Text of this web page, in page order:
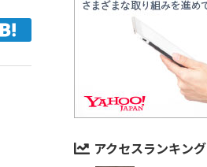
アクセスランキング